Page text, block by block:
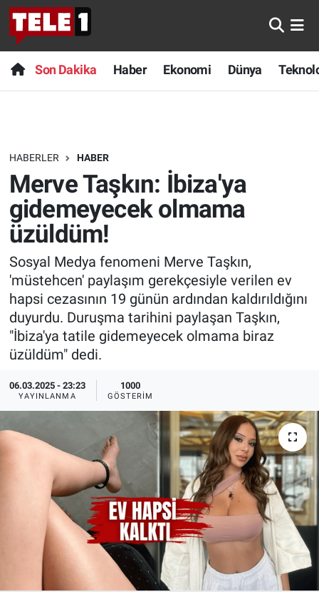
Son Dakika Haber Ekonomi Dünya
HABERLER HABER
Merve Taşkın: İbiza'ya
gidemeyecek olmama
üzüldüm!
Sosyal Medya fenomeni Merve Taşkın,
'müstehcen' paylaşım gerekçesiyle verilen ev
hapsi cezasının 19 günün ardından kaldırıldığını
duyurdu. Duruşma tarihini paylaşan Taşkın,
"İbiza'ya tatile gidemeyecek olmama biraz
üzüldüm" dedi.
06.03.2025 - 23:23
YAYINLANMA
1000
GÖSTERIM
Anında Manşet
Başka Sohbetler
Bilim turu
Bilim ve Teknoloji Evreni
Doğa Konuşuyor
Dünya
Ege Saati
Ege'den Esintiler
Eğitim
Ekonomi
Forum
Gerçeğin İzinde
Gün Başlıyor
Son Dakika
Haber
Dünya
Teknoloji
Sağlık
Spor
Yayın Akışı
İletişim
Nöbetçi Eczaneler
Hava Durumu
Trafik Durumu
Süper Lig Puan Durumu ve Fikstür
Tüm Manşetler
Son Dakika Haberleri
Haber Arşivi